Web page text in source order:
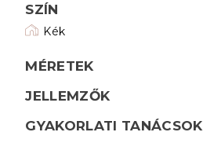
SZÍN
Kék
MÉRETEK
JELLEMZŐK
GYAKORLATI TANÁCSOK